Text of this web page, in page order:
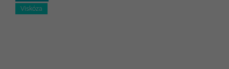
Viskóza